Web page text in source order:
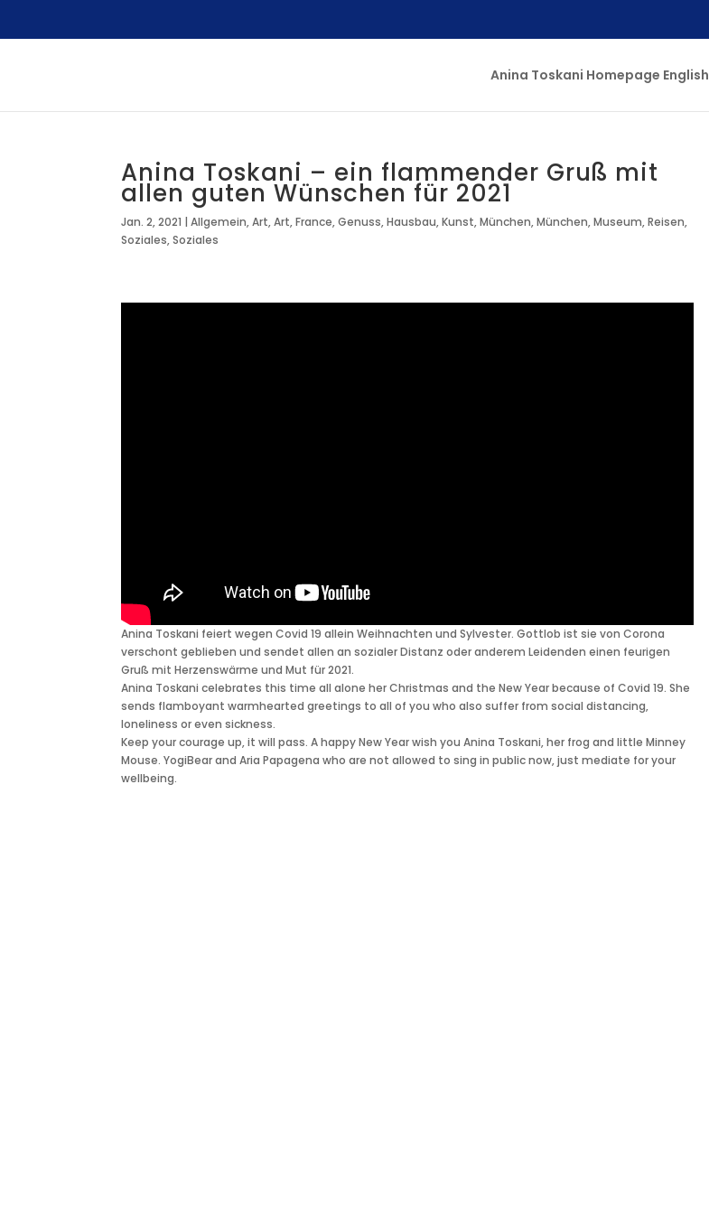
Anina Toskani Homepage English
Anina Toskani – ein flammender Gruß mit
allen guten Wünschen für 2021
Jan. 2, 2021 |Allgemein,Art,Art,France,Genuss,Hausbau,Kunst,München,München,Museum,Reisen,
Soziales,Soziales
Anina Toskani feiert wegen Covid 19 allein Weihnachten und Sylvester. Gottlob ist sie von Corona
verschont geblieben und sendet allen an sozialer Distanz oder anderem Leidenden einen feurigen
Gruß mit Herzenswärme und Mut für 2021.
Anina Toskani celebrates this time all alone her Christmas and the New Year because of Covid 19. She
sends flamboyant warmhearted greetings to all of you who also suffer from social distancing,
loneliness or even sickness.
Keep your courage up, it will pass. A happy New Year wish you Anina Toskani, her frog and little Minney
Mouse. YogiBear and Aria Papagena who are not allowed to sing in public now, just mediate for your
wellbeing.